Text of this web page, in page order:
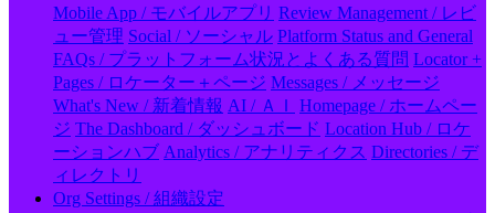
Mobile App / モバイルアプリ Review Management / レビ
ュー管理 Social / ソーシャル Platform Status and General
FAQs / プラットフォーム状況とよくある質問 Locator +
Pages / ロケーター＋ページ Messages / メッセージ
What's New / 新着情報 AI / ＡＩ
Homepage / ホームペー
ジ The Dashboard / ダッシュボード Location Hub / ロケ
ーションハブ Analytics / アナリティクス Directories / デ
ィレクトリ
Org Settings / 組織設定